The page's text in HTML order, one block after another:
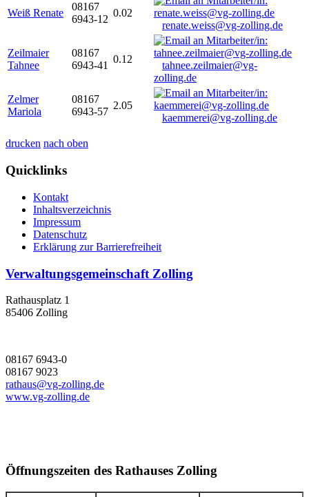
Weiß Renate
08167
6943-12
0.02
renate.weiss@vg-zolling.de
Zeilmaier
Tahnee
08167
6943-41
0.12
tahnee.zeilmaier@vg-
zolling.de
Zelmer
Mariola
08167
6943-57
2.05
kaemmerei@vg-zolling.de
drucken nach oben
Quicklinks
Kontakt
Inhaltsverzeichnis
Impressum
Datenschutz
Erklärung zur Barrierefreiheit
Verwaltungsgemeinschaft Zolling
Rathausplatz 1
85406 Zolling
08167 6943-0
08167 9023
rathaus@vg-zolling.de
www.vg-zolling.de
Öffnungszeiten des Rathauses Zolling